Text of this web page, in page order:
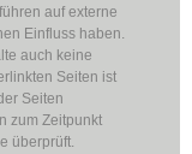
auf externe
Einfluss haben.
auch keine
Seiten ist
Seiten
zum Zeitpunkt
überprüft.